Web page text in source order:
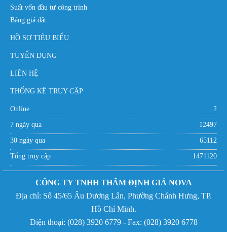
Suất vốn đầu tư công trình
Bảng giá đất
HỒ SƠ TIÊU BIỂU
TUYỂN DỤNG
LIÊN HỆ
THỐNG KÊ TRUY CẬP
Online 2
7 ngày qua 12497
30 ngày qua 65112
Tổng truy cập 1471120
CÔNG TY TNHH THẨM ĐỊNH GIÁ NOVA
Địa chỉ: Số 45/65 Âu Dương Lân, Phường Chánh Hưng, TP.
Hồ Chí Minh.
Điện thoại: (028) 3920 6779 - Fax: (028) 3920 6778